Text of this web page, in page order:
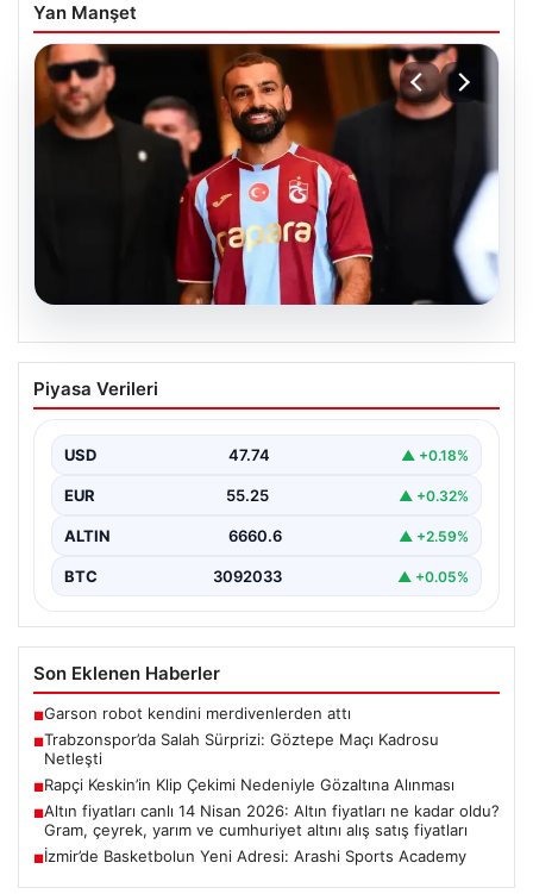
Yan Manşet
07.08.2026
Trabzonspor’da Salah Sürprizi: Göztepe
Maçı Kadrosu Netleşti
sahaya çıkacak oyuncuları açıkladı. Bu önemli mücadele,
uzun…
Piyasa Verileri
USD 47.74 ▲ +0.18%
EUR 55.25 ▲ +0.32%
ALTIN 6660.6 ▲ +2.59%
BTC 3092033 ▲ +0.05%
Son Eklenen Haberler
■Garson robot kendini merdivenlerden attı
■Trabzonspor’da Salah Sürprizi: Göztepe Maçı Kadrosu
Netleşti
■Rapçi Keskin’in Klip Çekimi Nedeniyle Gözaltına Alınması
■Altın fiyatları canlı 14 Nisan 2026: Altın fiyatları ne kadar oldu?
Gram, çeyrek, yarım ve cumhuriyet altını alış satış fiyatları
■İzmir’de Basketbolun Yeni Adresi: Arashi Sports Academy